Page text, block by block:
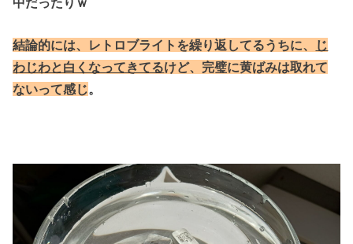
結論的には、レトロブライトを繰り返してるうちに、
じ
わじわと白くなってきてるけど、完璧に黄ばみは取れて
ないって感じ。